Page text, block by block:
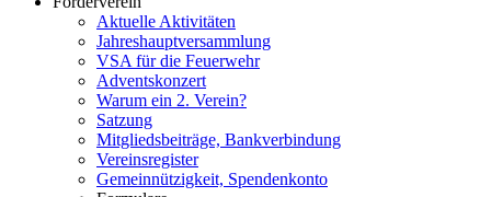
Aktuelle Aktivitäten
Jahreshauptversammlung
VSA für die Feuerwehr
Adventskonzert
Warum ein 2. Verein?
Satzung
Mitgliedsbeiträge, Bankverbindung
Vereinsregister
Gemeinnützigkeit, Spendenkonto